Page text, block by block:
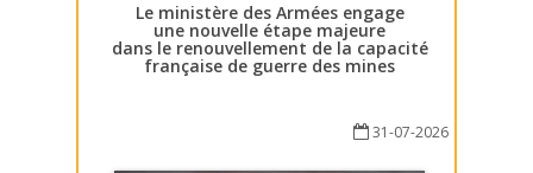
Le ministère des Armées engage
une nouvelle étape majeure
dans le renouvellement de la capacité
française de guerre des mines
31-07-2026